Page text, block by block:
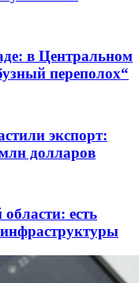
в Центральном
переполох“
экспорт:
долларов
есть